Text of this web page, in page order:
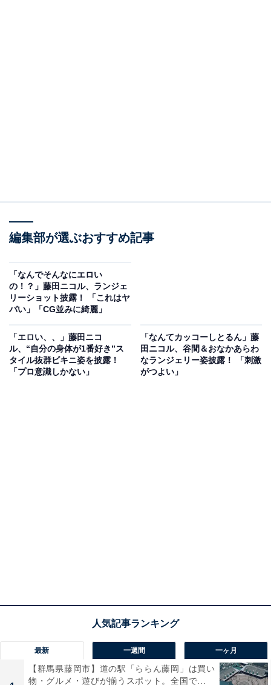
編集部が選ぶおすすめ記事
「なんでそんなにエロい
の！？」藤田ニコル、ランジェ
リーショット披露！ 「これはヤ
バい」「CG並みに綺麗」
「エロい、、」藤田ニコ
ル、“自分の身体が1番好き”ス
タイル抜群ビキニ姿を披露！
「プロ意識しかない」
「なんてカッコーしとるん」藤
田ニコル、谷間＆おなかあらわ
なランジェリー姿披露！ 「刺激
がつよい」
最新 一週間 一ヶ月
【群馬県藤岡市】道の駅「ららん藤岡」は買い
物・グルメ・遊びが揃うスポット。全国で...